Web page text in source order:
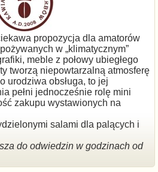
propozycja dla amatorów
w „klimatycznym”
meble z połowy ubiegłego
tworzą niepowtarzalną atmosferę
urodziwa obsługa, to jej
pełni jednocześnie rolę mini
zakupu wystawionych na
salami dla palących i
do odwiedzin w godzinach od